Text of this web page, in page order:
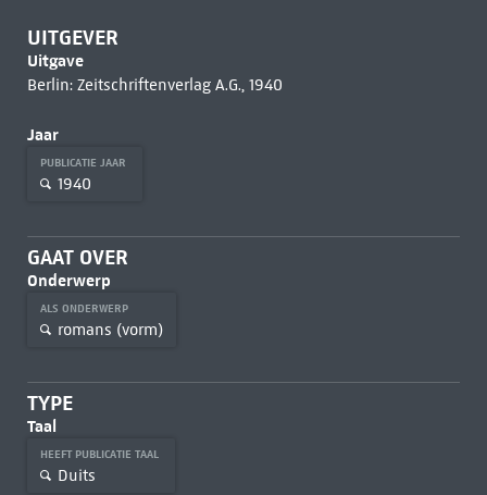
UITGEVER
Uitgave
Berlin: Zeitschriftenverlag A.G., 1940
Jaar
PUBLICATIE JAAR
1940
GAAT OVER
Onderwerp
ALS ONDERWERP
romans (vorm)
TYPE
Taal
HEEFT PUBLICATIE TAAL
Duits